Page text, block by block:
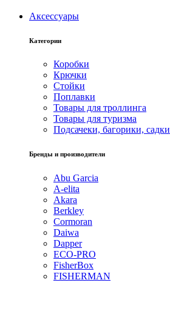
Аксессуары
Категории
Коробки
Крючки
Стойки
Поплавки
Товары для троллинга
Товары для туризма
Подсачеки, багорики, садки
Бренды и производители
Abu Garcia
A-elita
Akara
Berkley
Cormoran
Daiwa
Dapper
ECO-PRO
FisherBox
FISHERMAN